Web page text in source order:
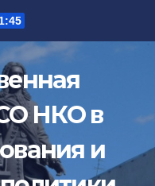
НКО в
и